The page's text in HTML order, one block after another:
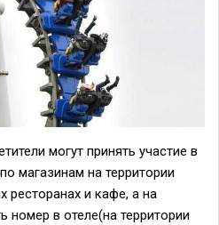
могут принять участие в
магазинам на территории
ресторанах и кафе, а на
в отеле(на территории